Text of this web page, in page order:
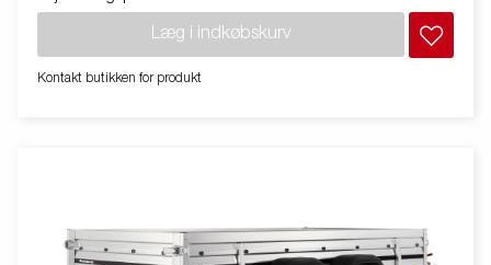
fastsurring af lasten. Som altid tilbyder Brenderup et bredt
vist med ekstraudstyr.
Læg i indkøbskurv
Kontakt butikken for produkt